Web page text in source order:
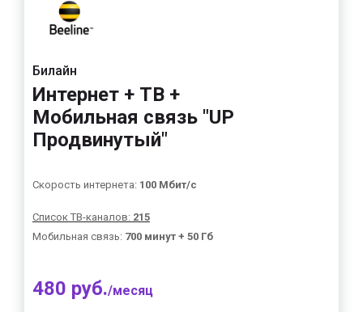
Билайн
Интернет + ТВ +
Мобильная связь "UP
Продвинутый"
Скорость интернета: 100 Мбит/с
Список ТВ-каналов: 215
Мобильная связь: 700 минут + 50 Гб
480 руб./месяц